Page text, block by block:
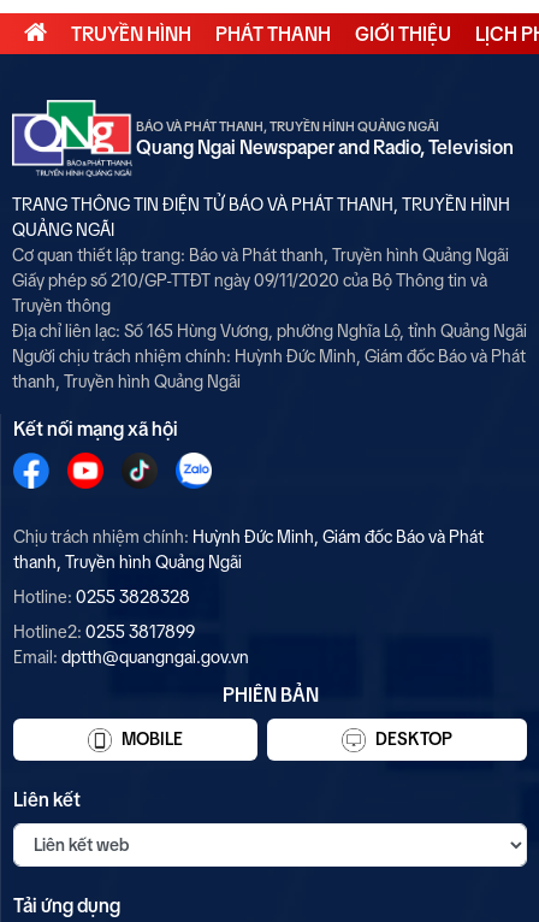
TRUYỀN HÌNH PHÁT THANH GIỚI THIỆU LỊCH
BÁO VÀ PHÁT THANH, TRUYỀN HÌNH QUẢNG NGÃI
Quang Ngai Newspaper and Radio, Television
TRANG THÔNG TIN ĐIỆN TỬ BÁO VÀ PHÁT THANH, TRUYỀN HÌNH
QUẢNG NGÃI
Cơ quan thiết lập trang: Báo và Phát thanh, Truyền hình Quảng Ngãi
Giấy phép số 210/GP-TTĐT ngày 09/11/2020 của Bộ Thông tin và
Truyền thông
Địa chỉ liên lạc: Số 165 Hùng Vương, phường Nghĩa Lộ, tỉnh Quảng Ngãi
Người chịu trách nhiệm chính: Huỳnh Đức Minh, Giám đốc Báo và Phát
thanh, Truyền hình Quảng Ngãi
Kết nối mạng xã hội
Chịu trách nhiệm chính: Huỳnh Đức Minh, Giám đốc Báo và Phát
thanh, Truyền hình Quảng Ngãi
Hotline: 0255 3828328
Hotline2: 0255 3817899
Email: dptth@quangngai.gov.vn
PHIÊN BẢN
MOBILE DESKTOP
Liên kết
Tải ứng dụng